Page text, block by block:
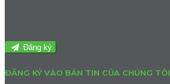
Đăng ký
ĐĂNG KÝ VÀO BẢN TIN CỦA CHÚNG TÔI